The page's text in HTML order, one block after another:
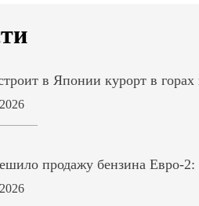
в Японии курорт в
продажу бензина Евро-2: